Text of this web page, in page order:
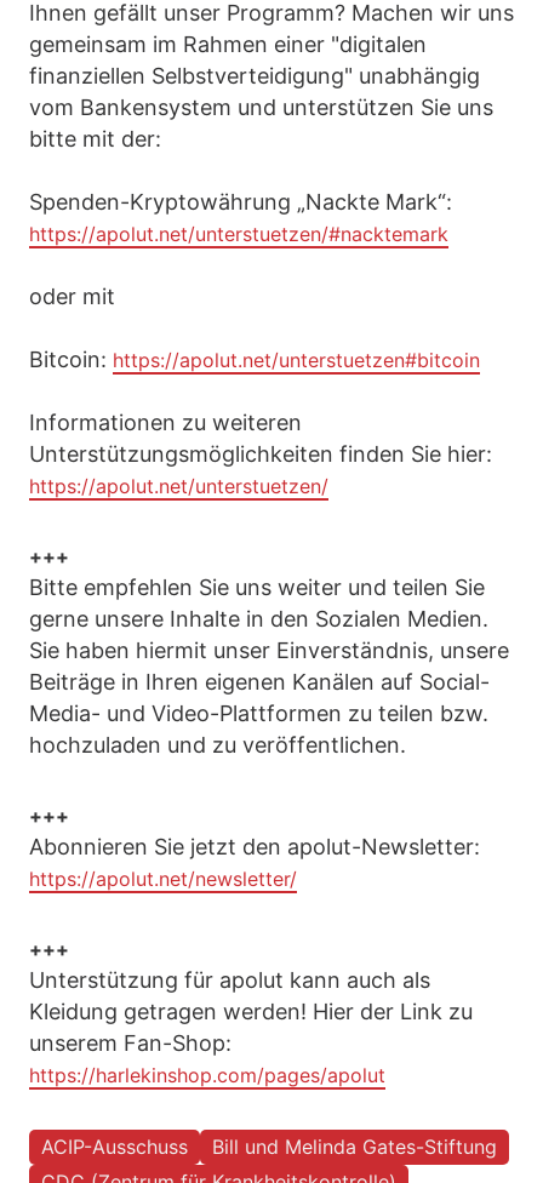
Ihnen gefällt unser Programm? Machen wir uns
gemeinsam im Rahmen einer "digitalen
finanziellen Selbstverteidigung" unabhängig
vom Bankensystem und unterstützen Sie uns
bitte mit der:
Spenden-Kryptowährung „Nackte Mark“:
https://apolut.net/unterstuetzen/#nacktemark
oder mit
Bitcoin: https://apolut.net/unterstuetzen#bitcoin
Informationen zu weiteren
Unterstützungsmöglichkeiten finden Sie hier:
https://apolut.net/unterstuetzen/
+++
Bitte empfehlen Sie uns weiter und teilen Sie
gerne unsere Inhalte in den Sozialen Medien.
Sie haben hiermit unser Einverständnis, unsere
Beiträge in Ihren eigenen Kanälen auf Social-
Media- und Video-Plattformen zu teilen bzw.
hochzuladen und zu veröffentlichen.
+++
Abonnieren Sie jetzt den apolut-Newsletter:
https://apolut.net/newsletter/
+++
Unterstützung für apolut kann auch als
Kleidung getragen werden! Hier der Link zu
unserem Fan-Shop:
https://harlekinshop.com/pages/apolut
ACIP-Ausschuss
Bill und Melinda Gates-Stiftung